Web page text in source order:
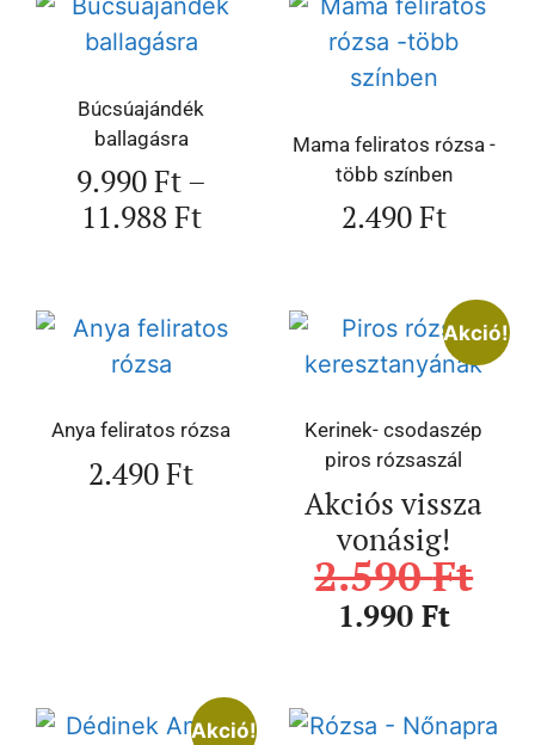
Búcsúajándék
ballagásra
9.990Ft–
11.988 Ft
Mama feliratos rózsa -
több színben
2.490Ft
Anya feliratos rózsa
2.490Ft
Akció!
Kerinek- csodaszép
piros rózsaszál
Akciós vissza
vonásig!
2.590Ft
1.990 Ft
Akció!